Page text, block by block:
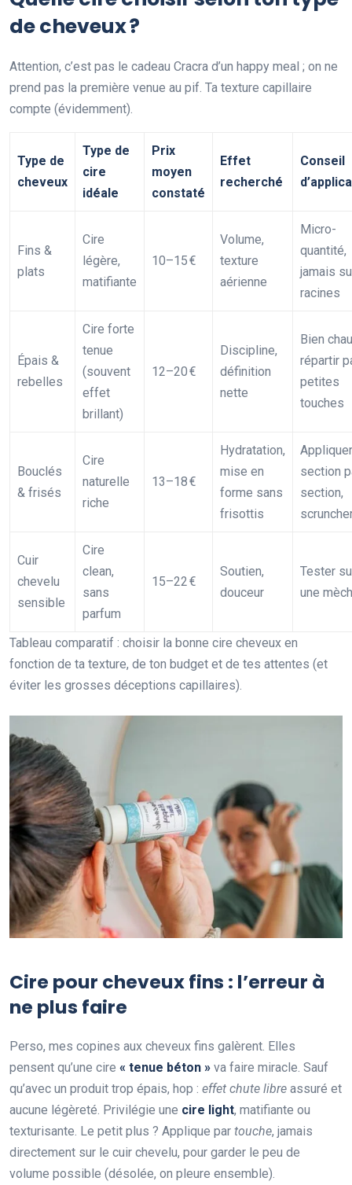
de cheveux ?
Attention, c’est pas le cadeau Cracra d’un happy meal ; on ne
prend pas la première venue au pif. Ta texture capillaire
compte (évidemment).
Type de
cheveux
Type de
cire
idéale
Prix
moyen
constaté
Effet
recherché
Conseil
Fins &
plats
Cire
légère,
matifiante
10–15 €
Volume,
texture
aérienne
Micro-
quantité,
jamais
racines
Épais &
rebelles
Cire forte
tenue
(souvent
effet
brillant)
12–20 €
Discipline,
définition
nette
Bien
répartir
petites
touches
Bouclés
& frisés
Cire
naturelle
riche
13–18 €
Hydratation,
mise en
forme sans
frisottis
Appliquer
section
section,
Cuir
chevelu
sensible
Cire
clean,
sans
parfum
15–22 €
Soutien,
douceur
Tester
une
Tableau comparatif : choisir la bonne cire cheveux en
fonction de ta texture, de ton budget et de tes attentes (et
éviter les grosses déceptions capillaires).
Cire pour cheveux fins : l’erreur à
ne plus faire
Perso, mes copines aux cheveux fins galèrent. Elles
pensent qu’une cire « tenue béton » va faire miracle. Sauf
qu’avec un produit trop épais, hop : effet chute libre assuré et
aucune légèreté. Privilégie une cire light, matifiante ou
texturisante. Le petit plus ? Applique par touche, jamais
directement sur le cuir chevelu, pour garder le peu de
volume possible (désolée, on pleure ensemble).